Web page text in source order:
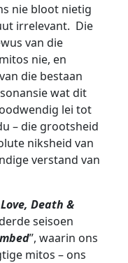
nie bloot nietig
irrelevant. Die
van die
nie, en
die bestaan
wat dit
lei tot
– die grootsheid
niksheid van
verstand van
Love, Death &
seisoen
”, waarin ons
mitos – ons